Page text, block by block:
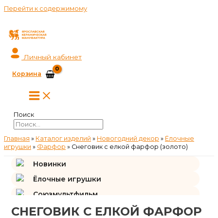
Перейти к содержимому
Личный кабинет
Корзина
Поиск
Главная » Каталог изделий » Новогодний декор » Ёлочные
игрушки » Фарфор » Снеговик с елкой фарфор (золото)
Новинки
Ёлочные игрушки
Союзмультфильм
Подарки и сувениры
СНЕГОВИК С ЕЛКОЙ ФАРФОР